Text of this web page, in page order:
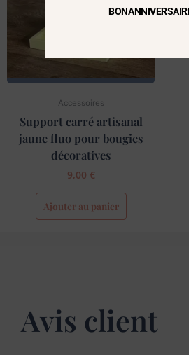
Accessoires
Support carré artisanal
jaune fluo pour bougies
décoratives
9,00 €
Ajouter au panier
Avis client